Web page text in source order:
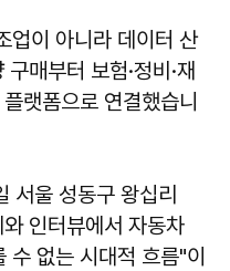
업이 아니라 데이터 산
매부터 보험·정비·재
랫폼으로 연결했습니
서울 성동구 왕십리
인터뷰에서 자동차
없는 시대적 흐름"이